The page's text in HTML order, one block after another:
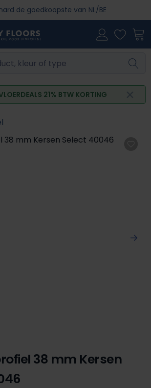
de goedkoopste van NL/BE
21% BTW KORTING
overslaan
38 mm Kersen